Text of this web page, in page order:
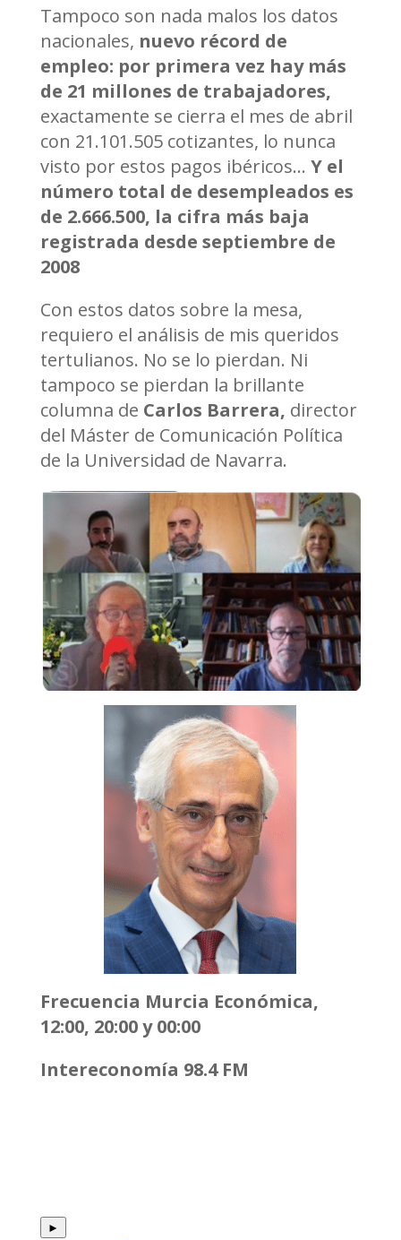
Tampoco son nada malos los datos
nacionales, nuevo récord de
empleo: por primera vez hay más
de 21 millones de trabajadores,
exactamente se cierra el mes de abril
con 21.101.505 cotizantes, lo nunca
visto por estos pagos ibéricos… Y el
número total de desempleados es
de 2.666.500, la cifra más baja
registrada desde septiembre de
2008
Con estos datos sobre la mesa,
requiero el análisis de mis queridos
tertulianos. No se lo pierdan. Ni
tampoco se pierdan la brillante
columna de Carlos Barrera, director
del Máster de Comunicación Política
de la Universidad de Navarra.
Frecuencia Murcia Económica,
12:00, 20:00 y 00:00
Intereconomía 98.4 FM
►